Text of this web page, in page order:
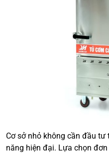
Cơ sở nhỏ không cần đầu
năng hiện đại. Lựa chọn